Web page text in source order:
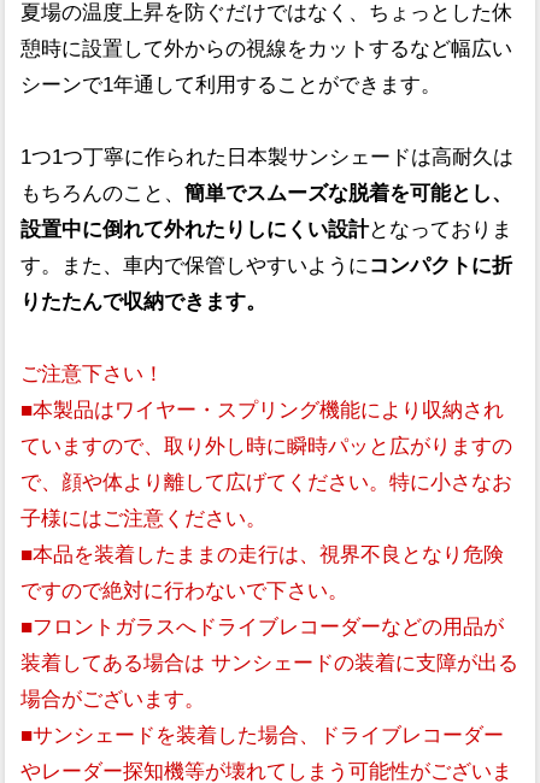
夏場の温度上昇を防ぐだけではなく、ちょっとした休
憩時に設置して外からの視線をカットするなど幅広い
シーンで1年通して利用することができます。
1つ1つ丁寧に作られた日本製サンシェードは高耐久は
もちろんのこと、簡単でスムーズな脱着を可能とし、
設置中に倒れて外れたりしにくい設計となっておりま
す。また、車内で保管しやすいようにコンパクトに折
りたたんで収納できます。
ご注意下さい！
■本製品はワイヤー・スプリング機能により収納され
ていますので、取り外し時に瞬時パッと広がりますの
で、顔や体より離して広げてください。特に小さなお
子様にはご注意ください。
■本品を装着したままの走行は、視界不良となり危険
ですので絶対に行わないで下さい。
■フロントガラスへドライブレコーダーなどの用品が
装着してある場合は サンシェードの装着に支障が出る
場合がございます。
■サンシェードを装着した場合、ドライブレコーダー
やレーダー探知機等が壊れてしまう可能性がございま